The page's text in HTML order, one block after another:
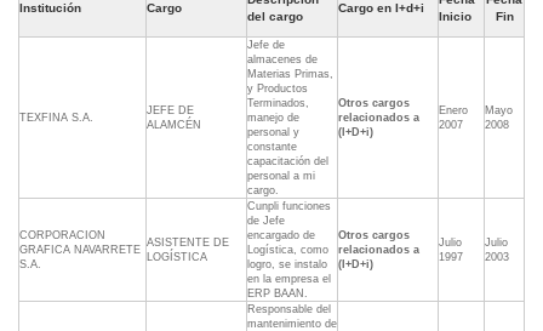
Institución Cargo
del cargo
Cargo en I+d+i
Inicio
Fin
TEXFINA S.A.
JEFE DE
ALAMCÉN
Jefe de
almacenes de
Materias Primas,
y Productos
Terminados,
manejo de
personal y
constante
capacitación del
personal a mi
cargo.
Otros cargos
relacionados a
(I+D+i)
Enero
2007
Mayo
2008
CORPORACION
GRAFICA NAVARRETE
S.A.
ASISTENTE DE
LOGÍSTICA
Cunpli funciones
de Jefe
encargado de
Logística, como
logro, se instalo
en la empresa el
ERP BAAN.
Otros cargos
relacionados a
(I+D+i)
Julio
1997
Julio
2003
Responsable del
mantenimiento de